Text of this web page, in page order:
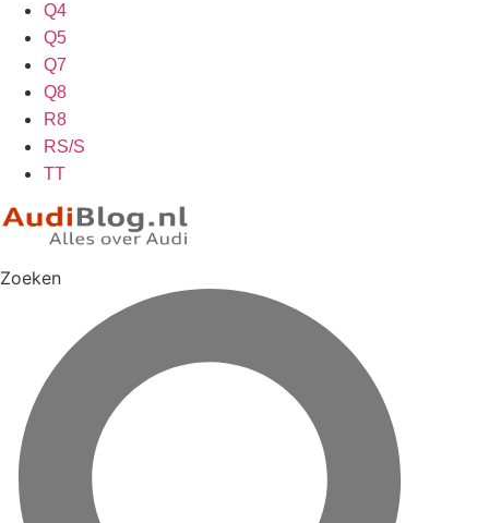
Q4
Q5
Q7
Q8
R8
RS/S
TT
Zoeken